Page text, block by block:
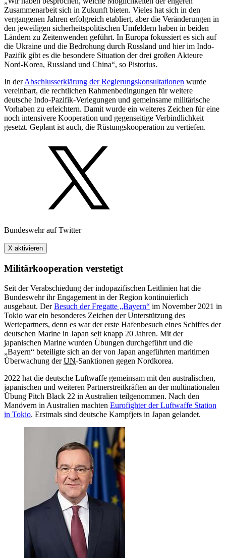
Zusammenarbeit sich in Zukunft bieten. Vieles hat sich in den
vergangenen Jahren erfolgreich etabliert, aber die Veränderungen in
den jeweiligen sicherheitspolitischen Umfeldern haben in beiden
Ländern zu Zeitenwenden geführt. In Europa fokussiert es sich auf
die Ukraine und die Bedrohung durch Russland und hier im Indo-
Pazifik gibt es die besondere Situation der drei großen Akteure
Nord-Korea, Russland und China“, so Pistorius.
In derAbschlusserklärung der Regierungskonsultationen wurde
vereinbart, die rechtlichen Rahmenbedingungen für weitere
deutsche Indo-Pazifik-Verlegungen und gemeinsame militärische
Vorhaben zu erleichtern. Damit wurde ein weiteres Zeichen für eine
noch intensivere Kooperation und gegenseitige Verbindlichkeit
gesetzt. Geplant ist auch, die Rüstungskooperation zu vertiefen.
Bundeswehr auf Twitter
X aktivieren
Militärkooperation verstetigt
Seit der Verabschiedung der indopazifischen Leitlinien hat die
Bundeswehr ihr Engagement in der Region kontinuierlich
ausgebaut. DerBesuch der Fregatte „Bayern“ im November 2021 in
Tokio war ein besonderes Zeichen der Unterstützung des
Wertepartners, denn es war der erste Hafenbesuch eines Schiffes der
deutschen Marine in Japan seit knapp 20 Jahren. Mit der
japanischen Marine wurden Übungen durchgeführt und die
„Bayern“ beteiligte sich an der von Japan angeführten maritimen
Überwachung derUN-Sanktionen gegen Nordkorea.
2022 hat die deutsche Luftwaffe gemeinsam mit den australischen,
japanischen und weiteren Partnerstreitkräften an der multinationalen
Übung Pitch Black 22 in Australien teilgenommen. Nach den
Manövern in Australien machten Eurofighter der Luftwaffe Station
in Tokio. Erstmals sind deutsche Kampfjets in Japan gelandet.